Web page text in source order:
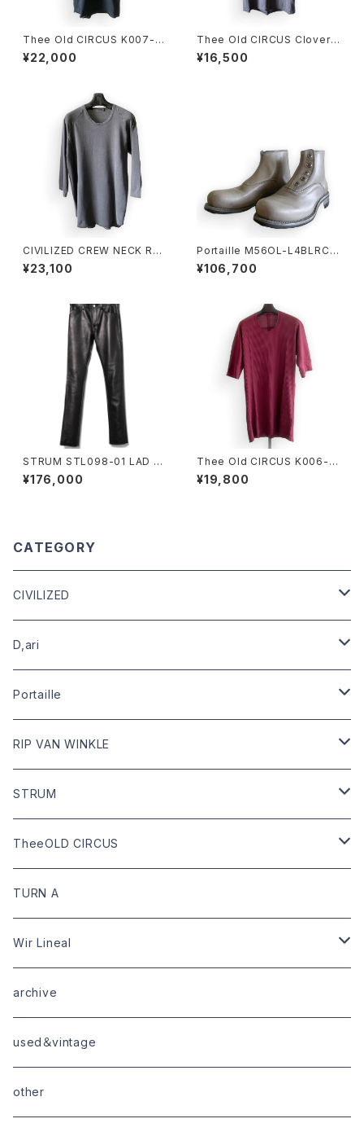
Thee Old CIRCUS K007-10
12 DUST BLACK
¥22,000
Thee Old CIRCUS Clover別
注 U-NECK TQ SLEEVE DU
ST GRAY
¥16,500
CIVILIZED CREW NECK RA
GLAN 3/4SLEEVE
¥23,100
Portaille M56OL-L4BLRCO
M dusty gray
¥106,700
STRUM STL098-01 LAD G
EAR BLACK
¥176,000
Thee Old CIRCUS K006-10
10 Ultima One Peace HALF
SLEEVE DUST BLOOD
¥19,800
CATEGORY
CIVILIZED
leather
outer
tops
bottoms
goods
limited
D,ari
Dari Clothing
Dari hat
Portaille
boots
shoes
bag
goods
RIP VAN WINKLE
leather
outer
tops
bottoms
goods
shoes
shoes
STRUM
leather
outer
tops
bottoms
boots・sneaker
goods
TheeOLD CIRCUS
leather
tops
outer
tops
bottoms
boots
TURN A
Wir Lineal
outer
tops
tops
bottoms
archive
used＆vintage
other